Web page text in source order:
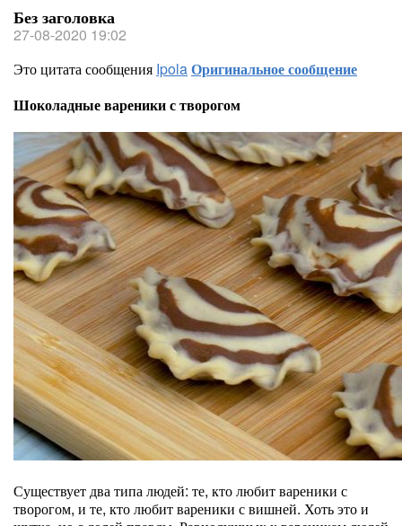
Без заголовка
27-08-2020 19:02
Это цитата сообщения IpolaОригинальное сообщение
Шоколадные вареники с творогом
Существует два типа людей: те, кто любит вареники с
творогом, и те, кто любит вареники с вишней. Хоть это и